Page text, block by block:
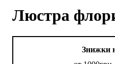
Люстра
Знижки